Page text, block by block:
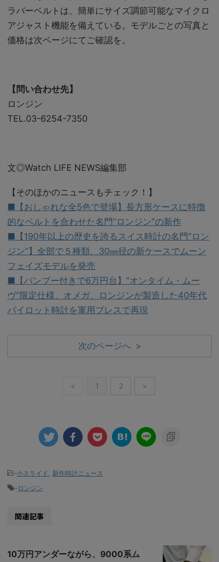
ラバーベルトは、簡単にサイズ調節可能なマイクロ
アジャスト機能を備えている。モデルごとの写真と
価格は次ページにてご確認を。
【問い合わせ先】
ロンジン
TEL.03-6254-7350
文◎Watch LIFE NEWS編集部
【そのほかのニュースもチェック！】
■【おしゃれな全5色で登場】長方形ケースに特徴
的なベルトを合わせた名門“ロンジン”の新作
■【190年以上の歴史を誇るスイス時計の名門“ロン
ジン”】全部で５種類、30㎜径の新ケースでムーン
フェイズモデルを発売
■【バンブー付きで6万円台】“オンタイム・ムー
ヴ”限定仕様、オメガ、ロンジンが製造した40年代
パイロット時計を軍用ブレスで再現
次のページへ >
< 1 2 >
-小スライド
新作時計ニュース
-ロンジン
関連記事
10万円アンダーながら、9000系ム